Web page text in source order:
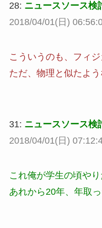
28: ニュースソース検
2018/04/01(日)
こういうのも、フィ
ただ、物理と似たよ
31: ニュースソース検
2018/04/01(日)
これ俺が学生の頃や
あれから20年、年取っ